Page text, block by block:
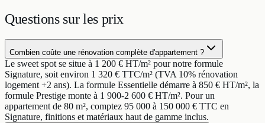
Questions surles prix
Combien coûte une rénovation complète d'appartement ?
Le sweet spot se situe à 1 200 € HT/m² pour notre formule
Signature, soit environ 1 320 € TTC/m² (TVA 10% rénovation
logement +2 ans). La formule Essentielle démarre à 850 € HT/m², la
formule Prestige monte à 1 900-2 600 € HT/m². Pour un
appartement de 80 m², comptez 95 000 à 150 000 € TTC en
Signature, finitions et matériaux haut de gamme inclus.